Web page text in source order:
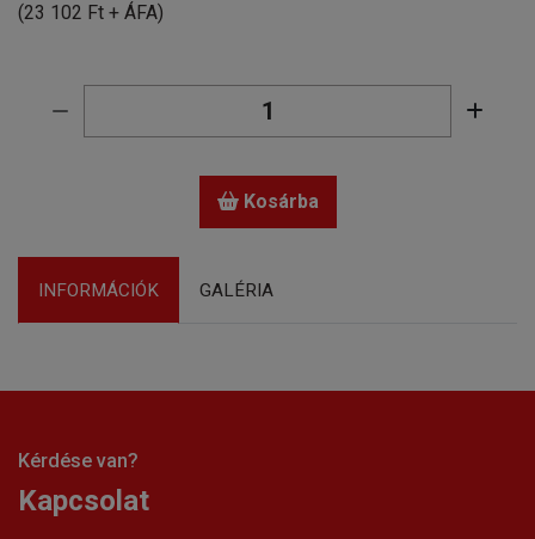
(23 102 Ft + ÁFA)
Kosárba
INFORMÁCIÓK GALÉRIA
Kérdése van?
Kapcsolat